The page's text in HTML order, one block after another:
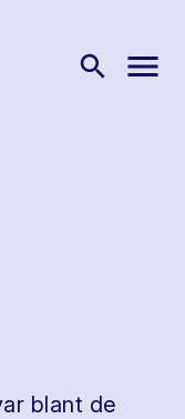
search menu
blant de